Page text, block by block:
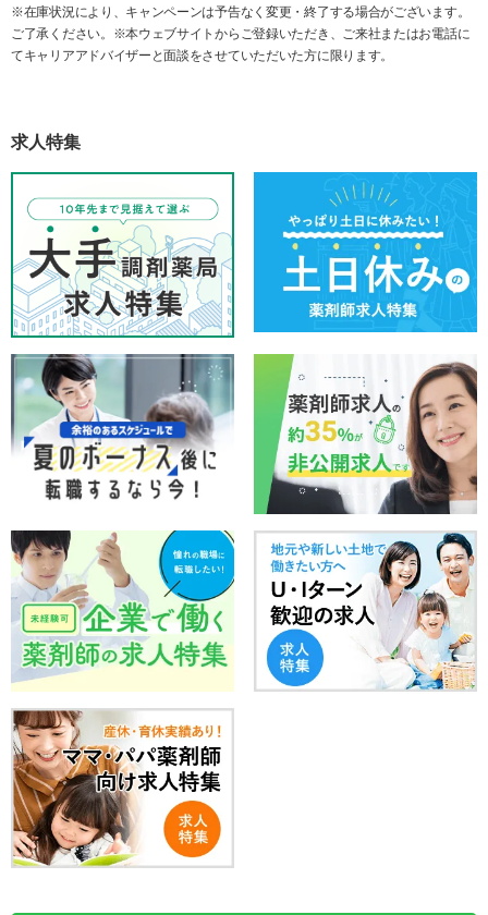
※在庫状況により、キャンペーンは予告なく変更・終了する場合がございます。
ご了承ください。※本ウェブサイトからご登録いただき、ご来社またはお電話に
てキャリアアドバイザーと面談をさせていただいた方に限ります。
求人特集